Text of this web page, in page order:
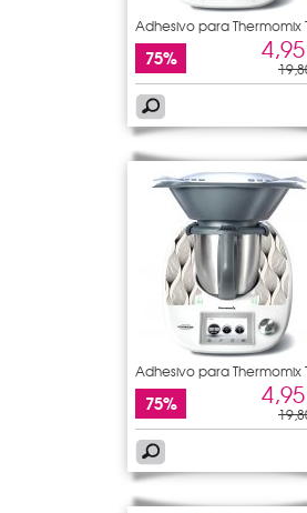
Adhesivo para Thermomix
5
75%
Adhesivo para Thermomix
5
75%